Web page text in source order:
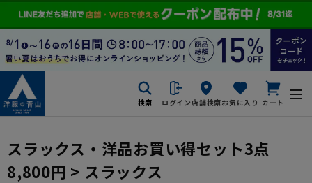
検索 ログイン店舗検索お気に入り カート
スラックス・洋品お買い得セット3点
8,800円 > スラックス